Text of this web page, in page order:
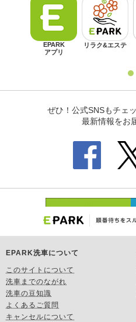
EPARK洗車について
このサイトについて
洗車までのながれ
洗車の豆知識
よくあるご質問
キャンセルについて